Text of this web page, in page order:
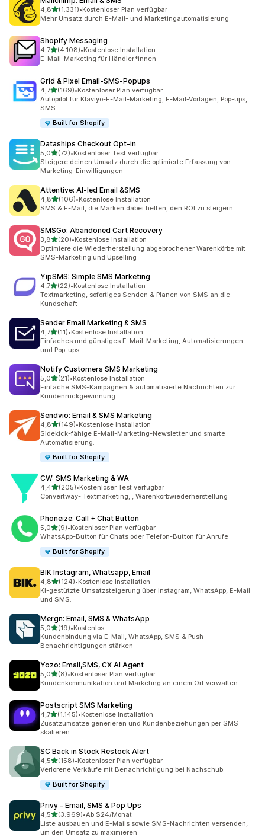
4,8von 5 Sternen
(1.331)
1331 Rezensionen insgesamt
•Kostenloser Plan verfügbar
Mehr Umsatz durch E-Mail- und Marketingautomatisierung
Shopify Messaging
4,7von 5 Sternen
(4.108)
4108 Rezensionen insgesamt
•Kostenlose Installation
E-Mail-Marketing für Händler*innen
Grid & Pixel Email‑SMS‑Popups
4,7von 5 Sternen
(169)
169 Rezensionen insgesamt
•Kostenloser Plan verfügbar
Autopilot für Klaviyo-E-Mail-Marketing, E-Mail-Vorlagen, Pop-ups,
SMS
Built for Shopify
Dataships Checkout Opt‑in
5,0von 5 Sternen
(72)
72 Rezensionen insgesamt
•Kostenloser Test verfügbar
Steigere deinen Umsatz durch die optimierte Erfassung von
Marketing-Einwilligungen
Attentive: AI‑led Email &SMS
4,8von 5 Sternen
(106)
106 Rezensionen insgesamt
•Kostenlose Installation
SMS & E-Mail, die Marken dabei helfen, den ROI zu steigern
SMSGo: Abandoned Cart Recovery
3,8von 5 Sternen
(20)
20 Rezensionen insgesamt
•Kostenlose Installation
Optimiere die Wiederherstellung abgebrochener Warenkörbe mit
SMS-Marketing und Upselling
YipSMS: Simple SMS Marketing
4,7von 5 Sternen
(22)
22 Rezensionen insgesamt
•Kostenlose Installation
Textmarketing, sofortiges Senden & Planen von SMS an die
Kundschaft
Sender Email Marketing & SMS
4,7von 5 Sternen
(11)
11 Rezensionen insgesamt
•Kostenlose Installation
Einfaches und günstiges E-Mail-Marketing, Automatisierungen
und Pop-ups
Notify Customers SMS Marketing
5,0von 5 Sternen
(21)
21 Rezensionen insgesamt
•Kostenlose Installation
Einfache SMS-Kampagnen & automatisierte Nachrichten zur
Kundenrückgewinnung
Sendvio: Email & SMS Marketing
4,8von 5 Sternen
(149)
149 Rezensionen insgesamt
•Kostenlose Installation
Sidekick-fähige E-Mail-Marketing-Newsletter und smarte
Automatisierung.
Built for Shopify
CW: SMS Marketing & WA
4,4von 5 Sternen
(205)
205 Rezensionen insgesamt
•Kostenloser Test verfügbar
Convertway- Textmarketing, , Warenkorbwiederherstellung
Phoneize: Call + Chat Button
5,0von 5 Sternen
(9)
9 Rezensionen insgesamt
•Kostenloser Plan verfügbar
WhatsApp-Button für Chats oder Telefon-Button für Anrufe
Built for Shopify
BIK Instagram, Whatsapp, Email
4,8von 5 Sternen
(124)
124 Rezensionen insgesamt
•Kostenlose Installation
KI-gestützte Umsatzsteigerung über Instagram, WhatsApp, E-Mail
und SMS.
Mergn: Email, SMS & WhatsApp
5,0von 5 Sternen
(19)
19 Rezensionen insgesamt
•Kostenlos
Kundenbindung via E-Mail, WhatsApp, SMS & Push-
Benachrichtigungen stärken
Yozo: Email,SMS, CX AI Agent
5,0von 5 Sternen
(8)
8 Rezensionen insgesamt
•Kostenloser Plan verfügbar
Kundenkommunikation und Marketing an einem Ort verwalten
Postscript SMS Marketing
4,7von 5 Sternen
(1.145)
1145 Rezensionen insgesamt
•Kostenlose Installation
Zusatzumsätze generieren und Kundenbeziehungen per SMS
skalieren
SC Back in Stock Restock Alert
4,5von 5 Sternen
(158)
158 Rezensionen insgesamt
•Kostenloser Plan verfügbar
Verlorene Verkäufe mit Benachrichtigung bei Nachschub.
Built for Shopify
Privy ‑ Email, SMS & Pop Ups
4,5von 5 Sternen
(3.969)
3969 Rezensionen insgesamt
•Ab $24/Monat
Liste ausbauen und E-Mails sowie SMS-Nachrichten versenden,
um den Umsatz zu maximieren